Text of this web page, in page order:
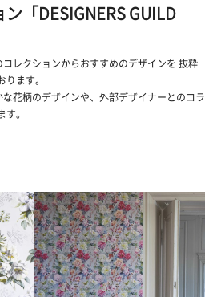
「DESIGNERS GUILD
コレクションからおすすめのデザインを 抜粋
ます。
な花柄のデザインや、外部デザイナーとのコラ
。